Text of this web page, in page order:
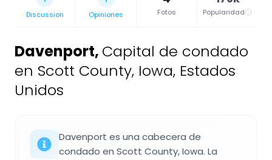
Discussion Opiniones Fotos Popularidad
Davenport, Capital de condado
en Scott County, Iowa, Estados
Unidos
Davenport es una cabecera de
condado en Scott County, Iowa. La